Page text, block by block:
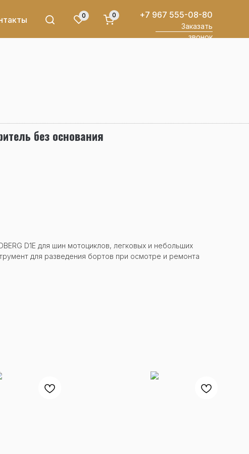
0 0 +7 967 555-08-80
Заказать
звонок
без основания
D1E для шин мотоциклов, легковых и небольших
для разведения бортов при осмотре и ремонта